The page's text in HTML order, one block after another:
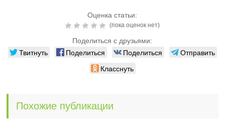
Оценка статьи:
(пока оценок нет)
Поделиться с друзьями:
Твитнуть Поделиться Поделиться
Отправить
Класснуть
Похожие публикации